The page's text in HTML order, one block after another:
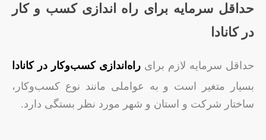
حداقل سرمایه برای راه اندازی کسب و کار
در کانادا
حداقل سرمایه لازم برای راه‌اندازی کسب‌وکار در کانادا
بسیار متغیر است و به عواملی مانند نوع کسب‌وکار،
ساختار شرکت و استان و شهر مورد نظر بستگی دارد.